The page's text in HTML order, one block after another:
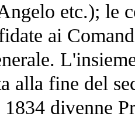
etc.); le
ai
alla fine del
divenne